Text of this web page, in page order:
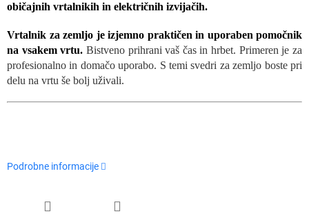
običajnih vrtalnikih in električnih izvijačih.
Vrtalnik za zemljo je izjemno praktičen in uporaben pomočnik
na vsakem vrtu. Bistveno prihrani vaš čas in hrbet. Primeren je za
profesionalno in domačo uporabo. S temi svedri za zemljo boste pri
delu na vrtu še bolj uživali.
Podrobne informacije